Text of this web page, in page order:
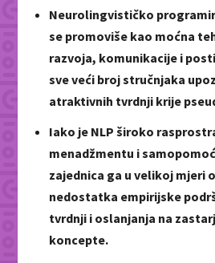
Neurolingvističko
se promoviše kao moćna
razvoja, komunikacije i
sve veći broj stručnjaka
atraktivnih tvrdnji krije
Iako je NLP široko
menadžmentu i
zajednica ga u velikoj mjeri
nedostatka empirijske
tvrdnji i oslanjanja na
koncepte.